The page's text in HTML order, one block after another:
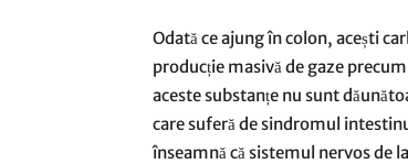
Odată ce ajung în colon, acești
producție masivă de gaze
aceste substanțe nu sunt
care suferă de sindromul
înseamnă că sistemul nervos de